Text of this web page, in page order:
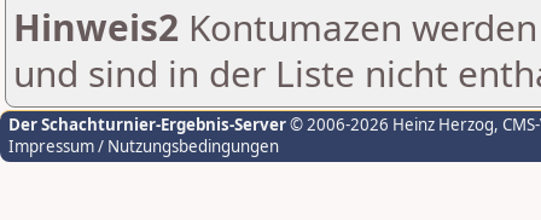
Hinweis2 Kontumazen
und sind in der Liste nicht
Der Schachturnier-Ergebnis-Server© 2006-2026 Heinz Herzog,
Impressum / Nutzungsbedingungen